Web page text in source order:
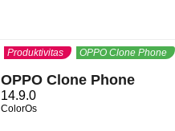
Produktivitas OPPO Clone Phone
OPPO Clone Phone
14.9.0
ColorOs